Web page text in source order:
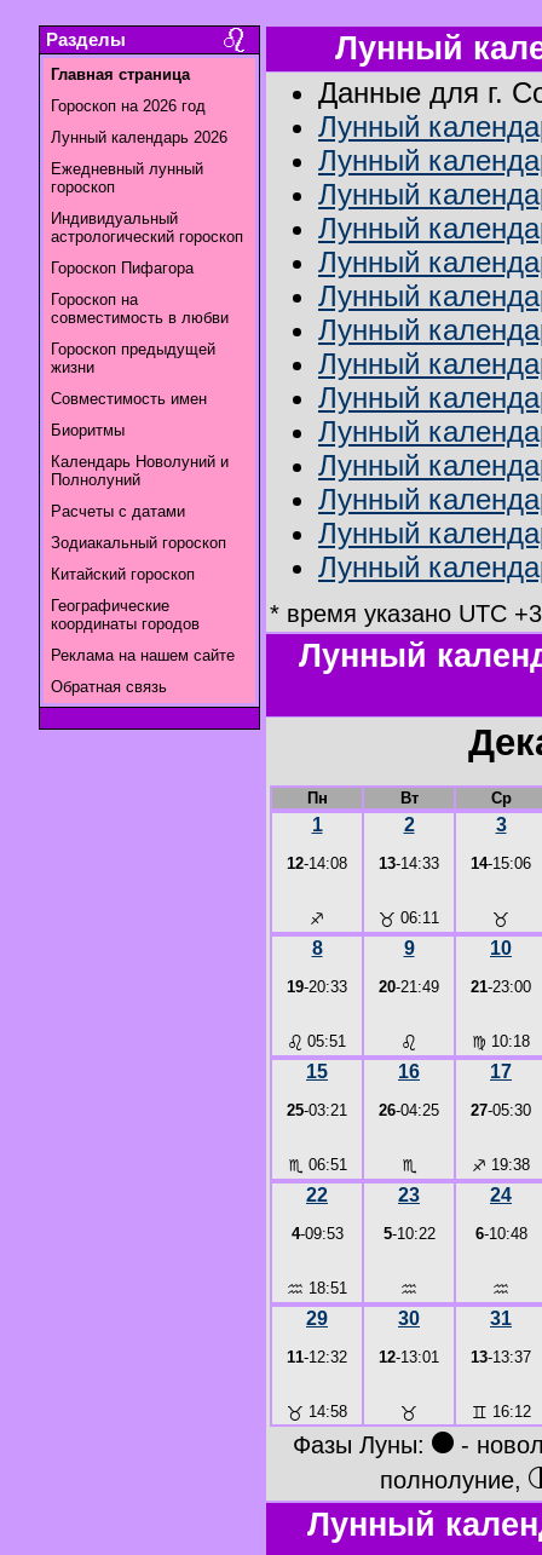
Разделы
Главная страница
Гороскоп на 2026 год
Лунный календарь 2026
Ежедневный лунный
гороскоп
Индивидуальный
астрологический гороскоп
Гороскоп Пифагора
Гороскоп на
совместимость в любви
Гороскоп предыдущей
жизни
Совместимость имен
Биоритмы
Календарь Новолуний и
Полнолуний
Расчеты с датами
Зодиакальный гороскоп
Китайский гороскоп
Географические
координаты городов
Реклама на нашем сайте
Обратная связь
Лунный
Данные для г.
Лунный
Лунный
Лунный
Лунный
Лунный
Лунный
Лунный
Лунный
Лунный
Лунный
Лунный
Лунный
Лунный
Лунный
* время указано UTC
Лунный
Пн Вт Ср
1
12-14:08
♐
2
13-14:33
♉ 06:11
3
14-15:06
♉
8
19-20:33
♌ 05:51
9
20-21:49
♌
10
21-23:00
♍ 10:18
15
25-03:21
♏ 06:51
16
26-04:25
♏
17
27-05:30
♐ 19:38
22
4-09:53
♒ 18:51
23
5-10:22
♒
24
6-10:48
♒
29
11-12:32
♉ 14:58
30
12-13:01
♉
31
13-13:37
♊ 16:12
Фазы Луны: ● -
полнолуние,
Лунный